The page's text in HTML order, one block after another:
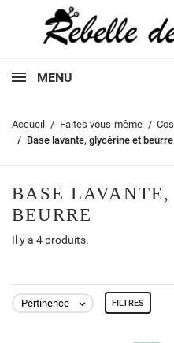
MENU
Accueil Faites vous-même
Base lavante, glycérine et beurre
BASE
BEURRE
Il y a 4 produits.
Pertinence  FILTRES